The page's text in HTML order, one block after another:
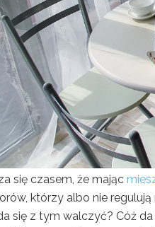
się czasem, że mając
którzy albo nie
się z tym walczyć? Cóż